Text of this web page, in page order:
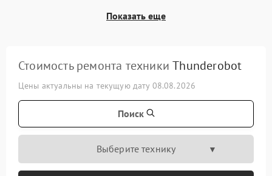
Показать еще
Стоимость ремонта техникиThunderobot
Цены актуальны на текущую дату 08.08.2026
Поиск
Выберите технику